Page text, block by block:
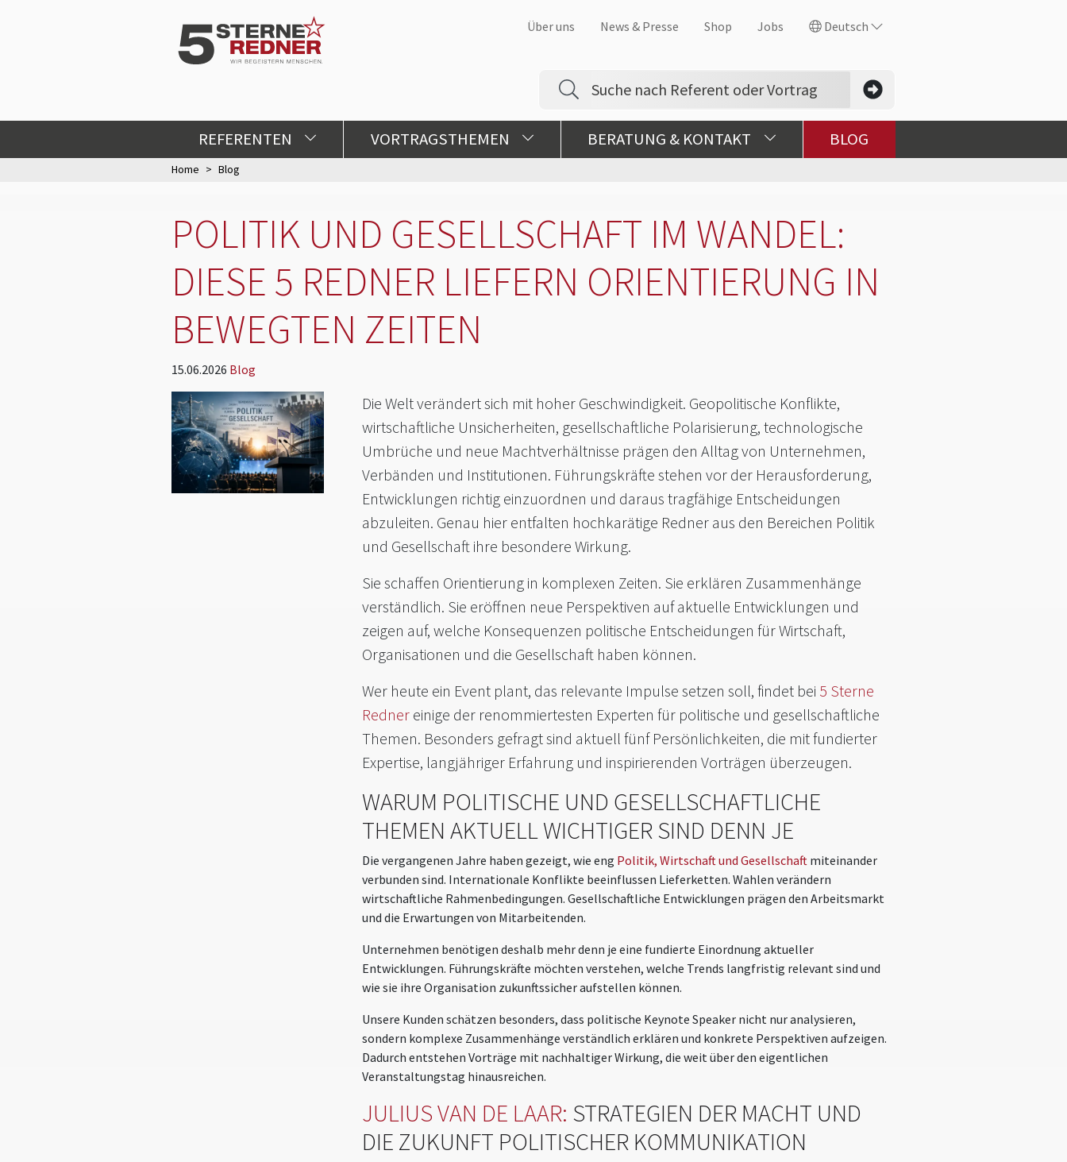
Über uns News & Presse Shop Jobs Deutsch
REFERENTEN VORTRAGSTHEMEN BERATUNG & KONTAKT BLOG
Home Blog
POLITIK UND GESELLSCHAFT IM WANDEL:
DIESE 5 REDNER LIEFERN ORIENTIERUNG IN
BEWEGTEN ZEITEN
15.06.2026 Blog
Die Welt verändert sich mit hoher Geschwindigkeit. Geopolitische Konflikte,
wirtschaftliche Unsicherheiten, gesellschaftliche Polarisierung, technologische
Umbrüche und neue Machtverhältnisse prägen den Alltag von Unternehmen,
Verbänden und Institutionen. Führungskräfte stehen vor der Herausforderung,
Entwicklungen richtig einzuordnen und daraus tragfähige Entscheidungen
abzuleiten. Genau hier entfalten hochkarätige Redner aus den Bereichen Politik
und Gesellschaft ihre besondere Wirkung.
Sie schaffen Orientierung in komplexen Zeiten. Sie erklären Zusammenhänge
verständlich. Sie eröffnen neue Perspektiven auf aktuelle Entwicklungen und
zeigen auf, welche Konsequenzen politische Entscheidungen für Wirtschaft,
Organisationen und die Gesellschaft haben können.
Wer heute ein Event plant, das relevante Impulse setzen soll, findet bei 5 Sterne
Redner einige der renommiertesten Experten für politische und gesellschaftliche
Themen. Besonders gefragt sind aktuell fünf Persönlichkeiten, die mit fundierter
Expertise, langjähriger Erfahrung und inspirierenden Vorträgen überzeugen.
WARUM POLITISCHE UND GESELLSCHAFTLICHE
THEMEN AKTUELL WICHTIGER SIND DENN JE
Die vergangenen Jahre haben gezeigt, wie eng Politik, Wirtschaft und Gesellschaft miteinander
verbunden sind. Internationale Konflikte beeinflussen Lieferketten. Wahlen verändern
wirtschaftliche Rahmenbedingungen. Gesellschaftliche Entwicklungen prägen den Arbeitsmarkt
und die Erwartungen von Mitarbeitenden.
Unternehmen benötigen deshalb mehr denn je eine fundierte Einordnung aktueller
Entwicklungen. Führungskräfte möchten verstehen, welche Trends langfristig relevant sind und
wie sie ihre Organisation zukunftssicher aufstellen können.
Unsere Kunden schätzen besonders, dass politische Keynote Speaker nicht nur analysieren,
sondern komplexe Zusammenhänge verständlich erklären und konkrete Perspektiven aufzeigen.
Dadurch entstehen Vorträge mit nachhaltiger Wirkung, die weit über den eigentlichen
Veranstaltungstag hinausreichen.
JULIUS VAN DE LAAR: STRATEGIEN DER MACHT UND
DIE ZUKUNFT POLITISCHER KOMMUNIKATION